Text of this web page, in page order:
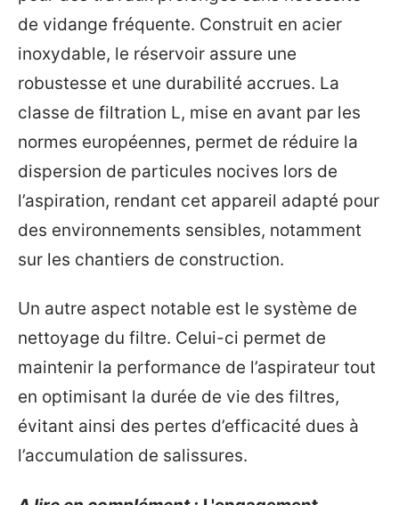
de vidange fréquente. Construit en acier
inoxydable, le réservoir assure une
robustesse et une durabilité accrues. La
classe de filtration L, mise en avant par les
normes européennes, permet de réduire la
dispersion de particules nocives lors de
l’aspiration, rendant cet appareil adapté pour
des environnements sensibles, notamment
sur les chantiers de construction.
Un autre aspect notable est le système de
nettoyage du filtre. Celui-ci permet de
maintenir la performance de l’aspirateur tout
en optimisant la durée de vie des filtres,
évitant ainsi des pertes d’efficacité dues à
l’accumulation de salissures.